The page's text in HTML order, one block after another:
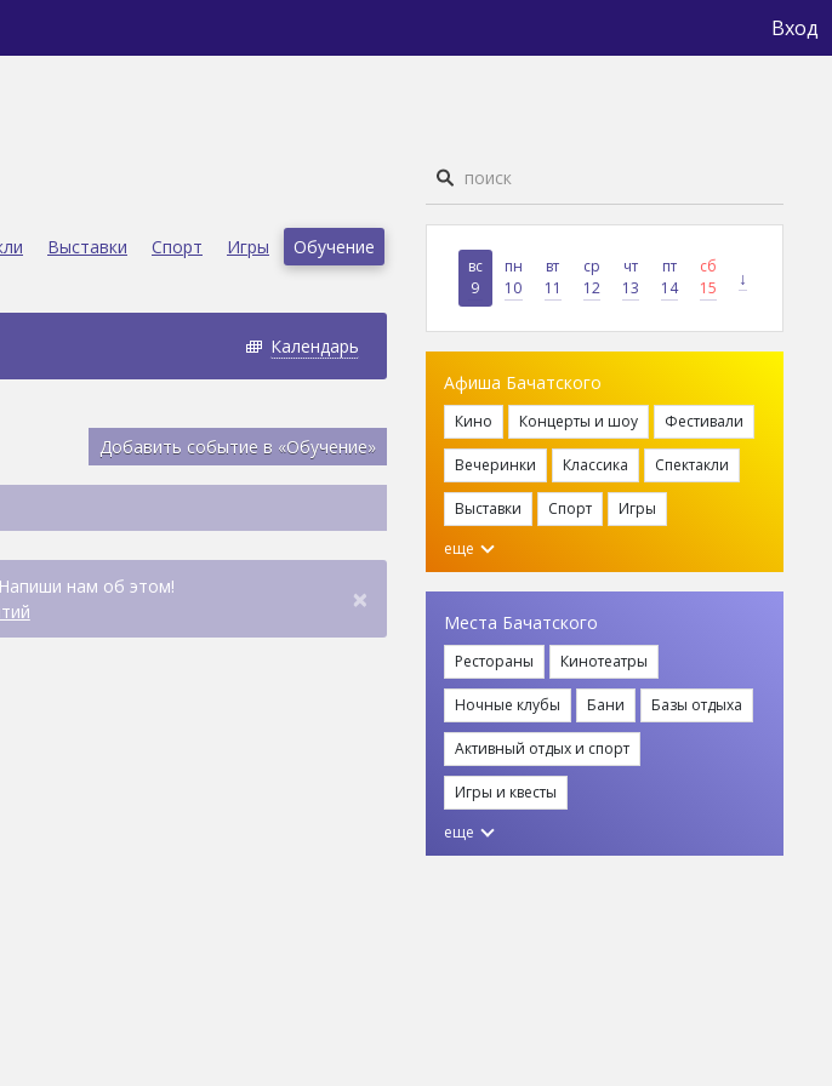
Вход
Выставки Спорт Игры
Обучение
Календарь
Добавить событие в «Обучение»
нам об этом!
×
вс
9
пн
10
вт
11
ср
12
чт
13
пт
14
сб
15
↓
Афиша Бачатского
Кино Концерты и шоу Фестивали
Вечеринки Классика Спектакли
Выставки Спорт
Игры
еще
Места Бачатского
Рестораны Кинотеатры
Ночные клубы Бани Базы отдыха
Активный отдых и спорт
Игры и квесты
еще